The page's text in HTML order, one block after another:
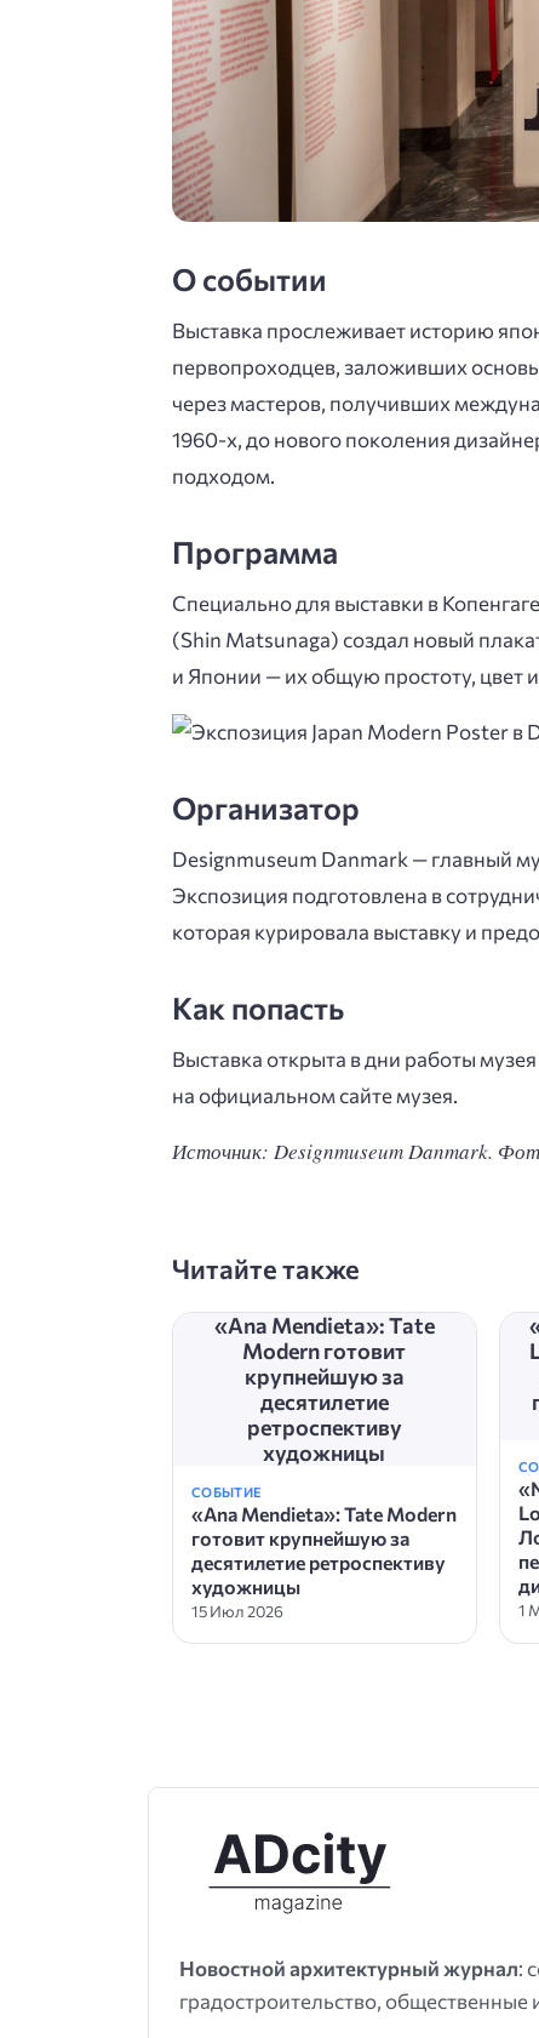
О событии
Выставка прослеживает историю
первопроходцев, заложивших
через мастеров, получивших
1960-х, до нового поколения
подходом.
Программа
Специально для выставки в
(Shin Matsunaga) создал новый
и Японии — их общую простоту, цвет
Организатор
Designmuseum Danmark — главный
Экспозиция подготовлена в
которая курировала выставку и
Как попасть
Выставка открыта в дни работы
на официальном сайте музея.
Источник: Designmuseum Danmark.
Читайте также
«Ana Mendieta»: Tate
Modern готовит
крупнейшую за
десятилетие
ретроспективу
художницы
СОБЫТИЕ
«Ana Mendieta»: Tate Modern
готовит крупнейшую за
десятилетие ретроспективу
художницы
15 Июл 2026 1
Новостной архитектурный журнал:
градостроительство, общественные